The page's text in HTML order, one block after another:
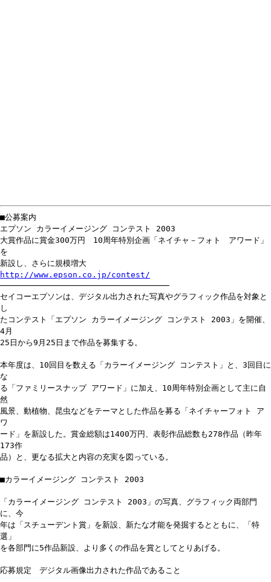
■公募案内
エプソン カラーイメージング コンテスト 2003
大賞作品に賞金300万円 10周年特別企画「ネイチャ－フォト アワード」
を
新設し、さらに規模増大
http://www.epson.co.jp/contest/
───────────────────────────────────
セイコーエプソンは、デジタル出力された写真やグラフィック作品を対象と
し
たコンテスト「エプソン カラーイメージング コンテスト 2003」を開催、
4月
25日から9月25日まで作品を募集する。
本年度は、10回目を数える「カラーイメージング コンテスト」と、3回目に
な
る「ファミリースナップ アワード」に加え、10周年特別企画として主に自
然
風景、動植物、昆虫などをテーマとした作品を募る「ネイチャーフォト ア
ワ
ード」を新設した。賞金総額は1400万円、表彰作品総数も278作品（昨年
173作
品）と、更なる拡大と内容の充実を図っている。
■カラーイメージング コンテスト 2003
「カラーイメージング コンテスト 2003」の写真、グラフィック両部門
に、今
年は「スチューデント賞」を新設、新たな才能を発掘するとともに、「特
選」
を各部門に5作品新設、より多くの作品を賞としてとりあげる。
応募規定 デジタル画像出力された作品であること